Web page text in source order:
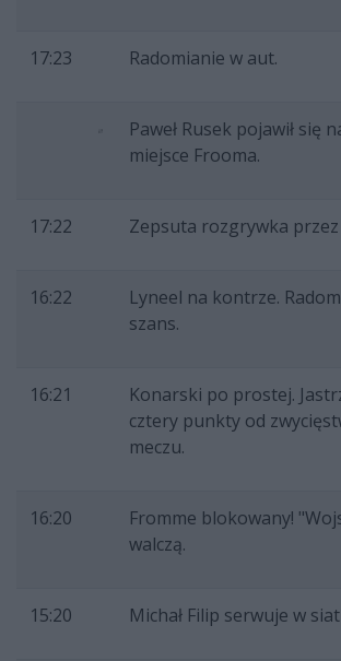
17:23 Radomianie w aut.
Paweł Rusek pojawił się
miejsce Frooma.
17:22 Zepsuta rozgrywka
16:22
Lyneel na kontrze.
szans.
16:21
Konarski po prostej.
cztery punkty od
meczu.
16:20
Fromme blokowany!
walczą.
15:20 Michał Filip serwuje w